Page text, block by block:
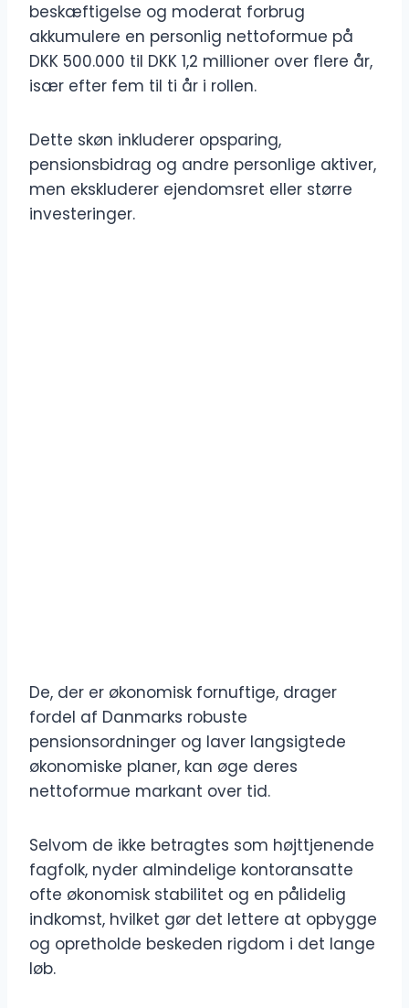
beskæftigelse og moderat forbrug
akkumulere en personlig nettoformue på
DKK 500.000 til DKK 1,2 millioner over flere år,
især efter fem til ti år i rollen.
Dette skøn inkluderer opsparing,
pensionsbidrag og andre personlige aktiver,
men ekskluderer ejendomsret eller større
investeringer.
De, der er økonomisk fornuftige, drager
fordel af Danmarks robuste
pensionsordninger og laver langsigtede
økonomiske planer, kan øge deres
nettoformue markant over tid.
Selvom de ikke betragtes som højttjenende
fagfolk, nyder almindelige kontoransatte
ofte økonomisk stabilitet og en pålidelig
indkomst, hvilket gør det lettere at opbygge
og opretholde beskeden rigdom i det lange
løb.